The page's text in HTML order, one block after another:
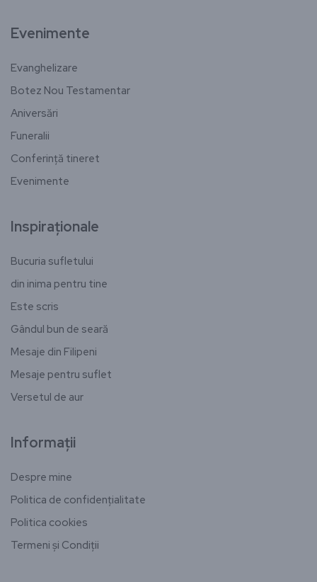
Evenimente
Evanghelizare
Botez Nou Testamentar
Aniversări
Funeralii
Conferință tineret
Evenimente
Inspiraționale
Bucuria sufletului
din inima pentru tine
Este scris
Gândul bun de seară
Mesaje din Filipeni
Mesaje pentru suflet
Versetul de aur
Informații
Despre mine
Politica de confidențialitate
Politica cookies
Termeni și Condiții